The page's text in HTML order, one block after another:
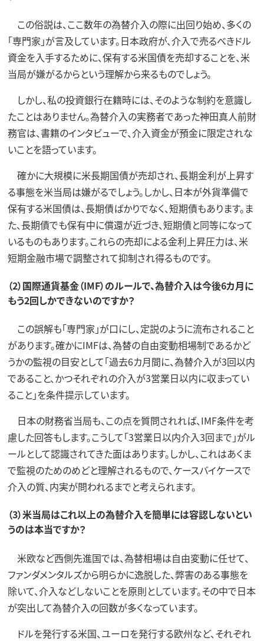
この俗説は、ここ数年の為替介入の際に出回り始め、多くの
「専門家」が言及しています。日本政府が、介入で売るべきドル
資金を入手するために、保有する米国債を売却することを、米
当局が嫌がるからという理解から来るものでしょう。
しかし、私の投資銀行在籍時には、そのような制約を意識し
たことはありません。為替介入の実務者であった神田真人前財
務官は、書籍のインタビューで、介入資金が預金に限定されな
いことを語っています。
確かに大規模に米長期国債が売却され、長期金利が上昇す
る事態を米当局は嫌がるでしょう。しかし、日本が外貨準備で
保有する米国債は、長期債ばかりでなく、短期債もあります。ま
た、長期債でも保有中に償還が近づき、短期債と同等になって
いるものもあります。これらの売却による金利上昇圧力は、米
短期金融市場で調整されて抑制され得るものです。
（2）国際通貨基金（IMF）のルールで、為替介入は今後6カ月に
もう2回しかできないのですか？
この誤解も「専門家」が口にし、定説のように流布されること
があります。確かにIMFは、為替の自由変動相場制であるかど
うかの監視の目安として「過去6カ月間に、為替介入が3回以内
であること、かつそれぞれの介入が3営業日以内に収まってい
ること」を条件提示しています。
日本の財務省当局も、この点を質問されれば、IMF条件を考
慮した回答もします。こうして「3営業日以内介入3回まで」がル
ールとして認識されてきた面はあります。しかし、これはあくま
で監視のためのめどと理解されるもので、ケースバイケースで
介入の質、内実が問われるまでと考えられます。
（3）米当局はこれ以上の為替介入を簡単には容認しないとい
うのは本当ですか？
米欧など西側先進国では、為替相場は自由変動に任せて、
ファンダメンタルズから明らかに逸脱した、弊害のある事態を
除いて、介入などしないことを原則としています。その中で日本
が突出して為替介入の回数が多くなっています。
ドルを発行する米国、ユーロを発行する欧州など、それぞれ